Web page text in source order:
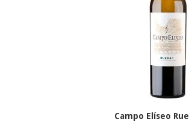
Campo Elíseo